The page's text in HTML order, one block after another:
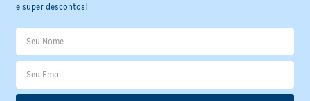
e super descontos!